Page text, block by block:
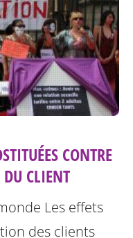
CONTRE
CLIENT
Les effets
des clients